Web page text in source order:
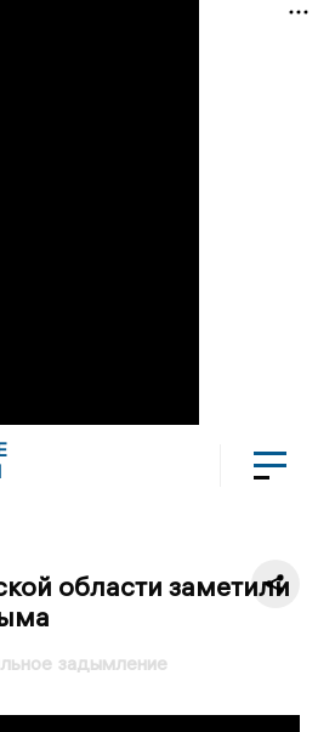
области заметили
задымление